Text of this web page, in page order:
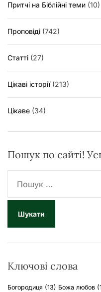
Притчі на Біблійні теми (10)
Проповіді (742)
Статті (27)
Цікаві історії(213)
Цікаве (34)
Пошук по сайті!
ш
к
Ключові слова
Богородиця (13) Божа любов